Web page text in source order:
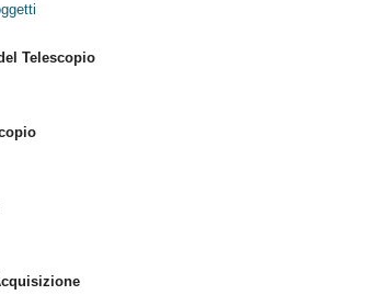
Telescopio